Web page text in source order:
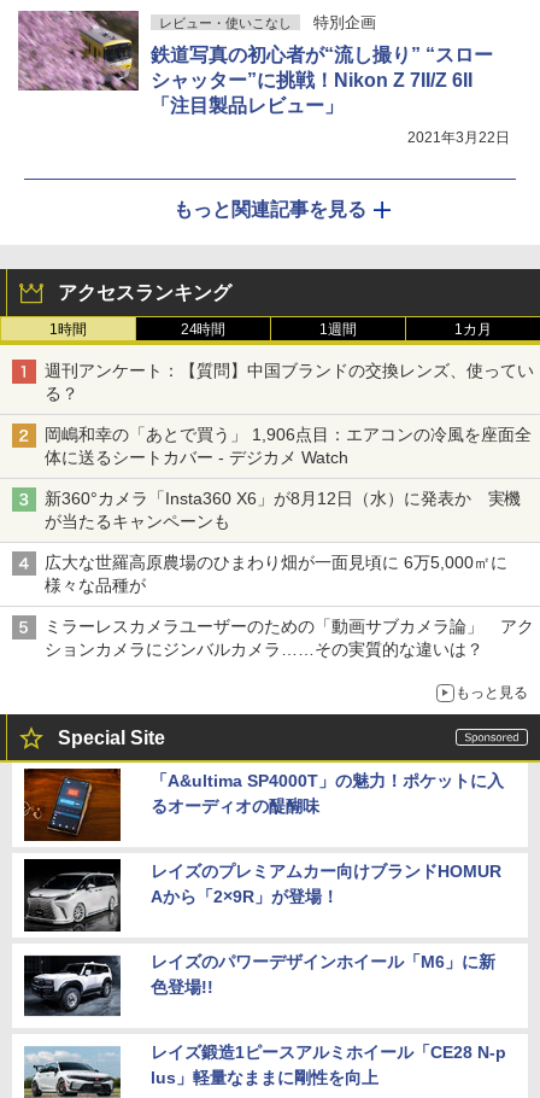
レビュー・使いこなし 特別企画
鉄道写真の初心者が“流し撮り” “スロー
シャッター”に挑戦！Nikon Z 7II/Z 6II
「注目製品レビュー」
2021年3月22日
もっと関連記事を見る
アクセスランキング
1時間 24時間 1週間 1カ月
週刊アンケート：【質問】中国ブランドの交換レンズ、使ってい
る？
岡嶋和幸の「あとで買う」 1,906点目：エアコンの冷風を座面全
体に送るシートカバー - デジカメ Watch
新360°カメラ「Insta360 X6」が8月12日（水）に発表か 実機
が当たるキャンペーンも
広大な世羅高原農場のひまわり畑が一面見頃に 6万5,000㎡に
様々な品種が
ミラーレスカメラユーザーのための「動画サブカメラ論」 アク
ションカメラにジンバルカメラ……その実質的な違いは？
もっと見る
Special Site
「A&ultima SP4000T」の魅力！ポケットに入
るオーディオの醍醐味
レイズのプレミアムカー向けブランドHOMUR
Aから「2×9R」が登場！
レイズのパワーデザインホイール「M6」に新
色登場!!
レイズ鍛造1ピースアルミホイール「CE28 N-p
lus」軽量なままに剛性を向上